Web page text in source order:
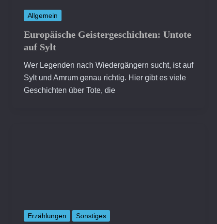
Allgemein
Europäische Geistergeschichten: Untote
auf Sylt
Wer Legenden nach Wiedergängern sucht, ist auf
Sylt und Amrum genau richtig. Hier gibt es viele
Geschichten über Tote, die
Erzählungen Sonstiges